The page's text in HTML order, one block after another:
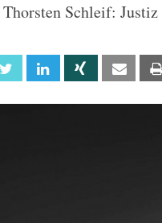
Schleif:
Twitter Linkedin Xing Email